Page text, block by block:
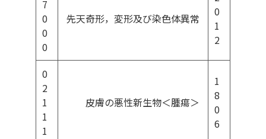
7
0
0
0
先天奇形，変形及び染色体異常
0
1
2
0
2
1
1
1
皮膚の悪性新生物＜腫瘍＞
1
8
0
6